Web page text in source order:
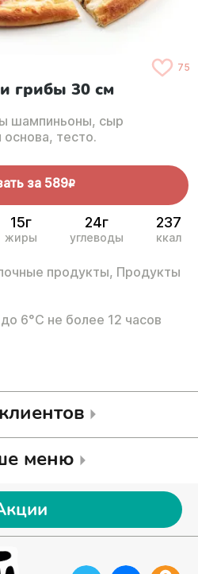
75
грибы 30 см
шампиньоны, сыр
тесто.
за 589R
15г
жиры
24г
углеводы
237
ккал
продукты, Продукты
6°С не более 12 часов
меню